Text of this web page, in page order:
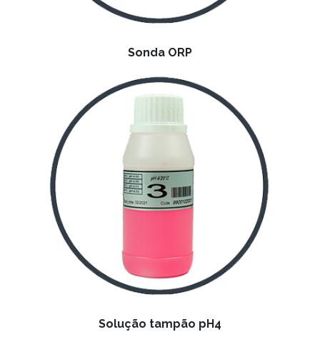
Sonda ORP
Solução tampão pH4